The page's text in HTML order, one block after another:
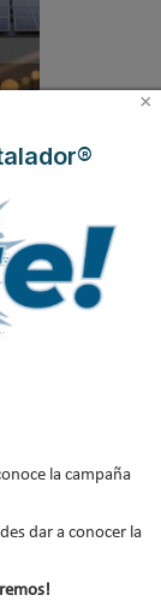
×
la campaña
dar a conocer la